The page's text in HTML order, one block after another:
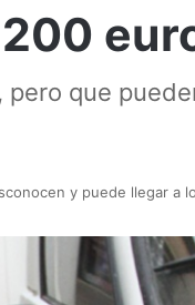
que
y puede llegar a